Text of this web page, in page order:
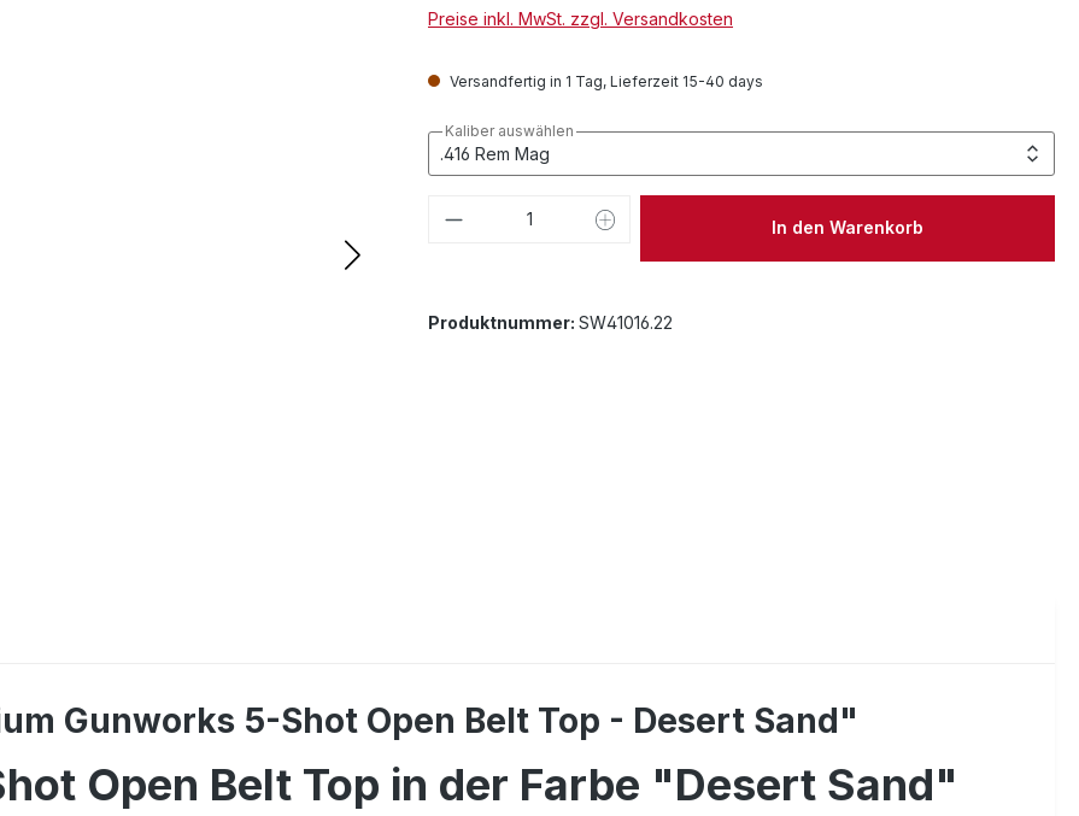
Preise inkl. MwSt. zzgl. Versandkosten
Versandfertig in 1 Tag, Lieferzeit 15-40 days
Kaliber auswählen
Produkt Anzahl: Gib den gewünschten Wert
In den Warenkorb
Produktnummer: SW41016.22
Gunworks 5-Shot Open Belt Top - Desert Sand"
Open Belt Top in der Farbe "Desert Sand"